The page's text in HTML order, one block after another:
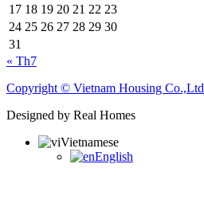
17 18 19 20 21 22 23
24 25 26 27 28 29 30
31
« Th7
Copyright © Vietnam Housing
Designed by Real Homes
Vietnamese
English